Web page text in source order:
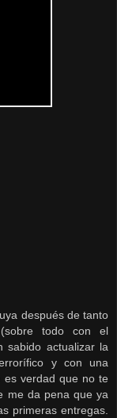
después de tanto
todo con el
sabido actualizar la
y con una
es verdad que no te
me da pena que ya
primeras entregas.